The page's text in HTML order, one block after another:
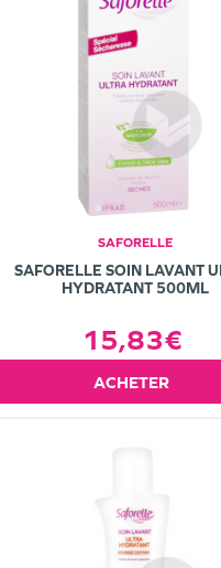
SAFORELLE
SAFORELLE SOIN LAVANT
HYDRATANT 500ML
15,83€
ACHETER